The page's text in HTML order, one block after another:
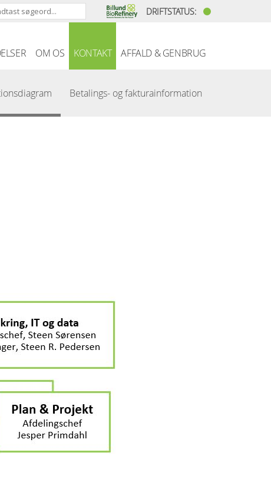
DRIFTSTATUS:
OM OS KONTAKT AFFALD & GENBRUG
Betalings- og fakturainformation